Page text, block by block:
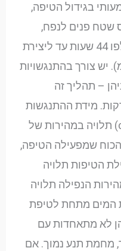
בגידול הטיפה,
שטח פנים לנפח,
תרומתה קטנה (כך למשל, יחלפו 44 שעות עד ליצירת
בת קוטר של 0.1 מ"מ). יש צורך בהתנגשויות
– תהליך זה
מידת ההתנגשות
(collisions and coalescence) תלויה במהירות של
שמפעילה הטיפה,
הטיפות תלויה
הנפילה תלויה
המים מתחת לטיפת
לא מתאחדות עם
מחמת תנע נמוך. אם